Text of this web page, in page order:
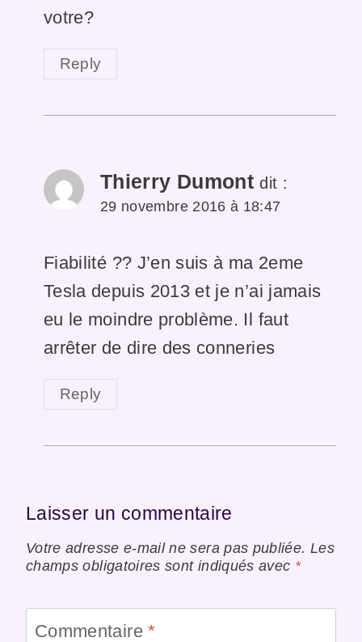
votre?
Reply
Thierry Dumont dit :
29 novembre 2016 à 18:47
Fiabilité ?? J’en suis à ma 2eme
Tesla depuis 2013 et je n’ai jamais
eu le moindre problème. Il faut
arrêter de dire des conneries
Reply
Laisser un commentaire
Votre adresse e-mail ne sera pas publiée. Les
champs obligatoires sont indiqués avec *
Commentaire*